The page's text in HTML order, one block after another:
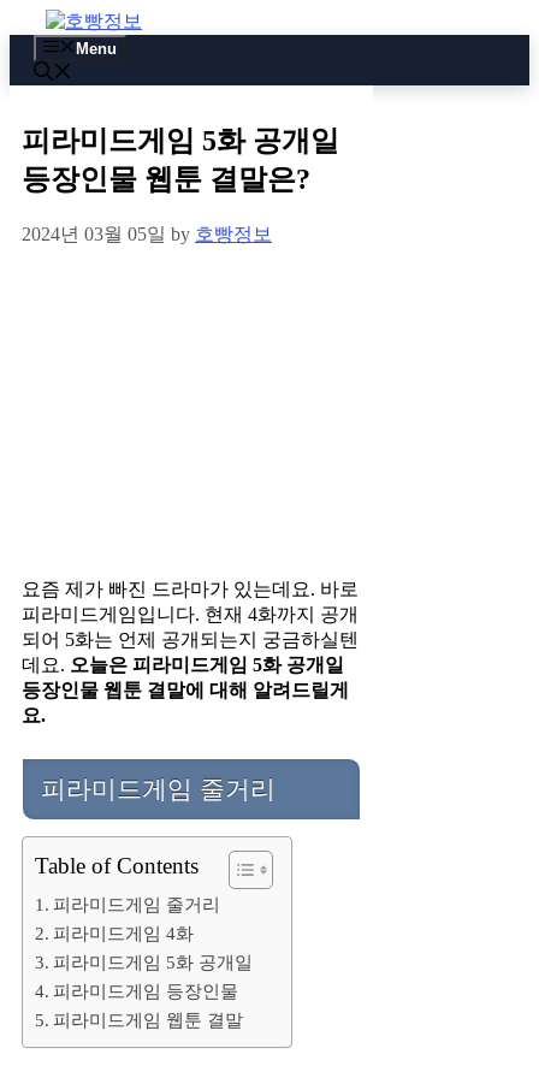
to
content
Menu
피라미드게임 5화 공개일
등장인물 웹툰 결말은?
2024년 03월 05일 by 호빵정보
요즘 제가 빠진 드라마가 있는데요. 바로
피라미드게임입니다. 현재 4화까지 공개
되어 5화는 언제 공개되는지 궁금하실텐
데요. 오늘은 피라미드게임 5화 공개일
등장인물 웹툰 결말에 대해 알려드릴게
요.
피라미드게임 줄거리
Table of Contents
피라미드게임 줄거리
피라미드게임 4화
피라미드게임 5화 공개일
피라미드게임 등장인물
피라미드게임 웹툰 결말